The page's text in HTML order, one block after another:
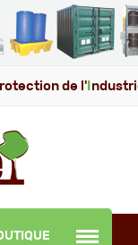
rotection de l'